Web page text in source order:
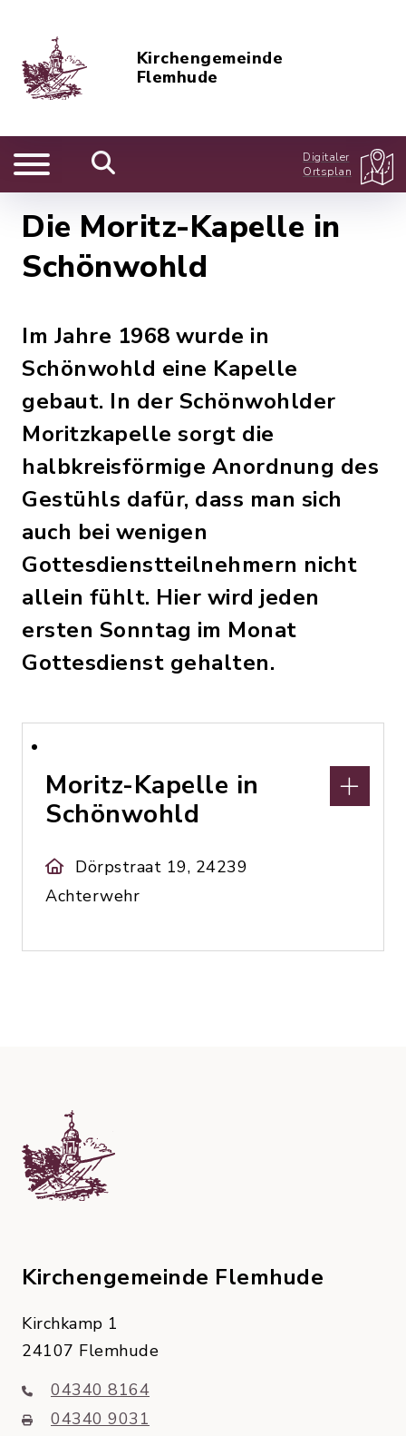
Kirchengemeinde
Flemhude
Digitaler
Ortsplan
Die Moritz-Kapelle in
Schönwohld
Im Jahre 1968 wurde in
Schönwohld eine Kapelle
gebaut. In der Schönwohlder
Moritzkapelle sorgt die
halbkreisförmige Anordnung des
Gestühls dafür, dass man sich
auch bei wenigen
Gottesdienstteilnehmern nicht
allein fühlt. Hier wird jeden
ersten Sonntag im Monat
Gottesdienst gehalten.
Moritz-Kapelle in
Schönwohld
Dörpstraat 19, 24239
Achterwehr
Kirchengemeinde Flemhude
Kirchkamp 1
24107 Flemhude
04340 8164
04340 9031